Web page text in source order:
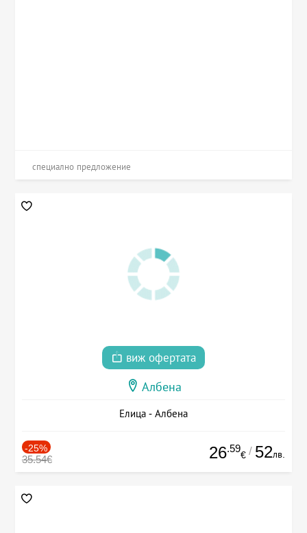
специално предложение
виж офертата
Албена
Елица - Албена
-25%
35.54€ 26.59
€ / 52лв.